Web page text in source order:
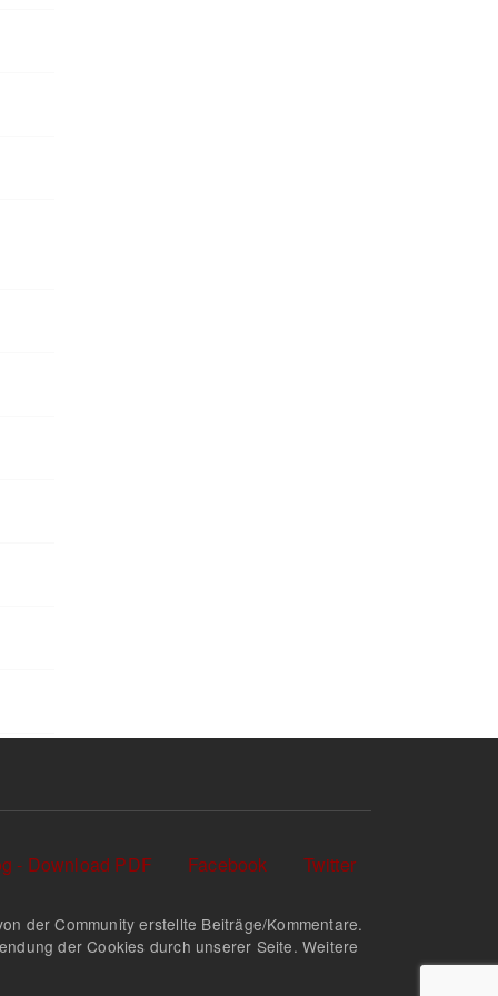
- Download PDF Facebook Twitter
der Community erstellte Beiträge/Kommentare.
der Cookies durch unserer Seite. Weitere